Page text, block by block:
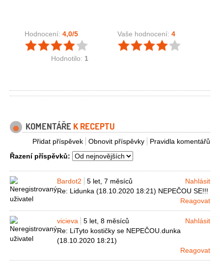
Hodnocení: 4,0/5
Hodnotilo: 1
Vaše hodnocení: 4
KOMENTÁŘE K RECEPTU
Pravidla komentářů
Obnovit příspěvky
Přidat příspěvek
Řazení příspěvků:
Bardot2 5 let, 7 měsíců
Nahlásit
Re: Lidunka (18.10.2020 18:21) NEPEČOU SE!!!
Reagovat
vicieva 5 let, 8 měsíců
Nahlásit
Re: LiTyto kostičky se NEPEČOU.dunka
(18.10.2020 18:21)
Reagovat